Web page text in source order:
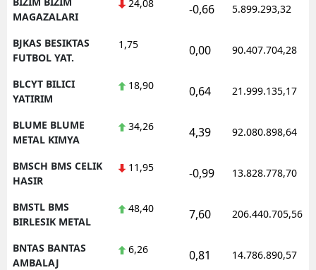
MAGAZALARI
24,08 -0,66 5.899.293,32
BJKAS BESIKTAS
FUTBOL YAT.
1,75 0,00 90.407.704,28
BLCYT BILICI
YATIRIM
18,90 0,64 21.999.135,17
BLUME BLUME
METAL KIMYA
34,26 4,39 92.080.898,64
BMSCH BMS CELIK
HASIR
11,95 -0,99 13.828.778,70
BMSTL BMS
BIRLESIK METAL
48,40 7,60 206.440.705,56
BNTAS BANTAS
AMBALAJ
6,26 0,81 14.786.890,57